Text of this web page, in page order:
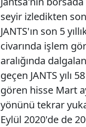
seyir izledikten
JANTS'ın son 5
civarında işlem
aralığında
geçen JANTS yılı
gören hisse Mart
yönünü tekrar
Eylül 2020'de de